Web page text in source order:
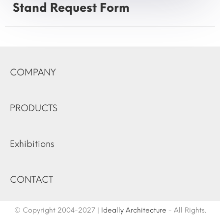
Stand Request Form
COMPANY
PRODUCTS
Exhibitions
CONTACT
© Copyright 2004-2027 | Ideally Architecture - All Rights.